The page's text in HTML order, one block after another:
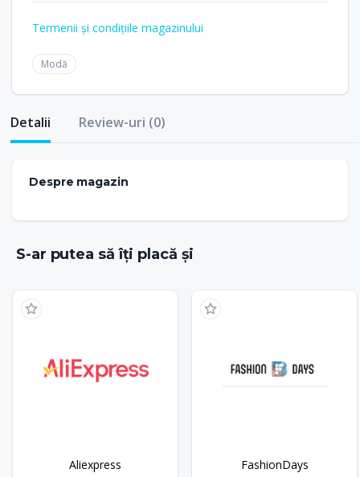
Termenii și condițiile magazinului
Modă
Detalii Review-uri (0)
Despre magazin
S-ar putea să îți placă și
Aliexpress FashionDays